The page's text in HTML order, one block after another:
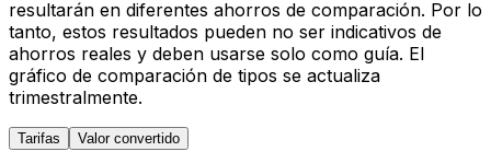
resultarán en diferentes ahorros de comparación. Por lo
tanto, estos resultados pueden no ser indicativos de
ahorros reales y deben usarse solo como guía. El
gráfico de comparación de tipos se actualiza
trimestralmente.
Tarifas Valor convertido